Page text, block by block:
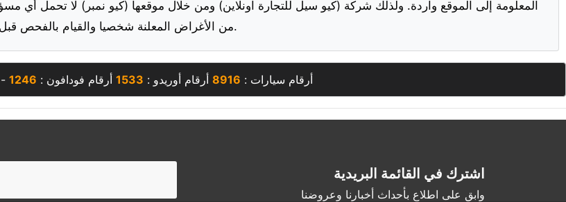
المعلومة إلى الموقع واردة. ولذلك شركة (كيو سيل للتجارة اونلاين) ومن خلال موقعها (كيو نمبر) لا تحمل أي
من الأغراض المعلنة شخصيا والقيام بالفحص قبل الشراء.
أرقام سيارات : 8916 أرقام أوريدو : 1533 أرقام فودافون : 1246
-
اشترك في القائمة البريدية
وابق على اطلاع بأحداث أخبارنا وعروضنا